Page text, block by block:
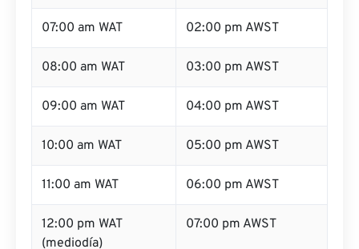
07:00 am WAT 02:00 pm AWST
08:00 am WAT 03:00 pm AWST
09:00 am WAT 04:00 pm AWST
10:00 am WAT 05:00 pm AWST
11:00 am WAT 06:00 pm AWST
12:00 pm WAT
(mediodía)
07:00 pm AWST